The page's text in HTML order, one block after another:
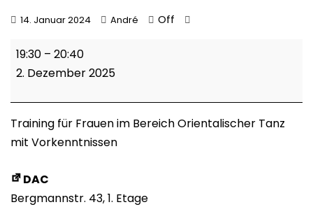
14. Januar 2024 André Off
Bauchtanz
Level
19:30 – 20:40
2. Dezember 2025
Training für Frauen im Bereich Orientalischer Tanz
mit Vorkenntnissen
DAC
Bergmannstr. 43 1. Etage